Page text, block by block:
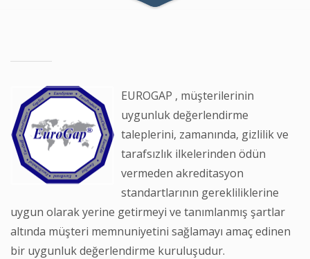
EUROGAP , müşterilerinin
uygunluk değerlendirme
taleplerini, zamanında, gizlilik ve
tarafsızlık ilkelerinden ödün
vermeden akreditasyon
standartlarının gerekliliklerine
uygun olarak yerine getirmeyi ve tanımlanmış şartlar
altında müşteri memnuniyetini sağlamayı amaç edinen
bir uygunluk değerlendirme kuruluşudur.